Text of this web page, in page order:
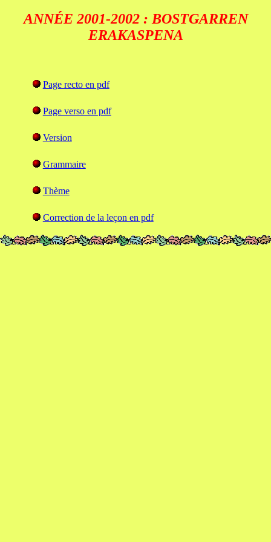
ANNÉE 2001-2002 : BOSTGARREN
ERAKASPENA
Page recto en pdf
Page verso en pdf
Version
Grammaire
Thème
Correction de la leçon en pdf